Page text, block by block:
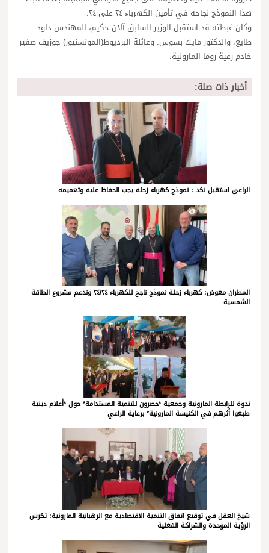
هذا النموذج نجاحه في تأمين الكهرباء ٢٤ على ٢٤.
وكان غبطته قد استقبل الوزير السابق آلان حكيم، المهندس داود
طايع، والدكتور مايك بسوس. وعائلة البرديوط(المونسنيور) جوزيف صفير
خادم رعية روما المارونية.
أخبار ذات صلة:
الراعي استقبل نكد : نموذج كهرباء زحله يجب الحفاظ عليه وتعميمه
المطران معوض: كهرباء زحلة نموذج ناجح للكهرباء ٢٤/٢٤ وندعم مشروع الطاقة
الشمسية
ندوة للرابطة المارونية وجمعية *حصرون للتنمية المستدامة* حول *أعلام دينية
طبعوا أثرهم في الكنيسة المارونية* برعاية الراعي
شيخ العقل في توقيع اتفاق التنمية الاقتصادية مع الرهبانية المارونية: تكرس
الرؤية الموحدة والشراكة الفعلية